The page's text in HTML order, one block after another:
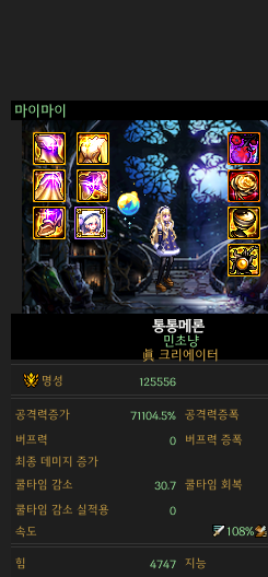
마이마이
>
통통메론
민초냥
眞 크리에이터
명성 125556
공격력증가 71104.5% 공격력증폭
버프력 0 버프력 증폭
최종 데미지 증가
쿨타임 감소
30.7 쿨타임 회복
쿨타임 감소 실적용 0
속도 108%
힘 4747 지능